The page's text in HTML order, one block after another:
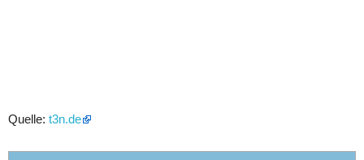
Quelle: t3n.de